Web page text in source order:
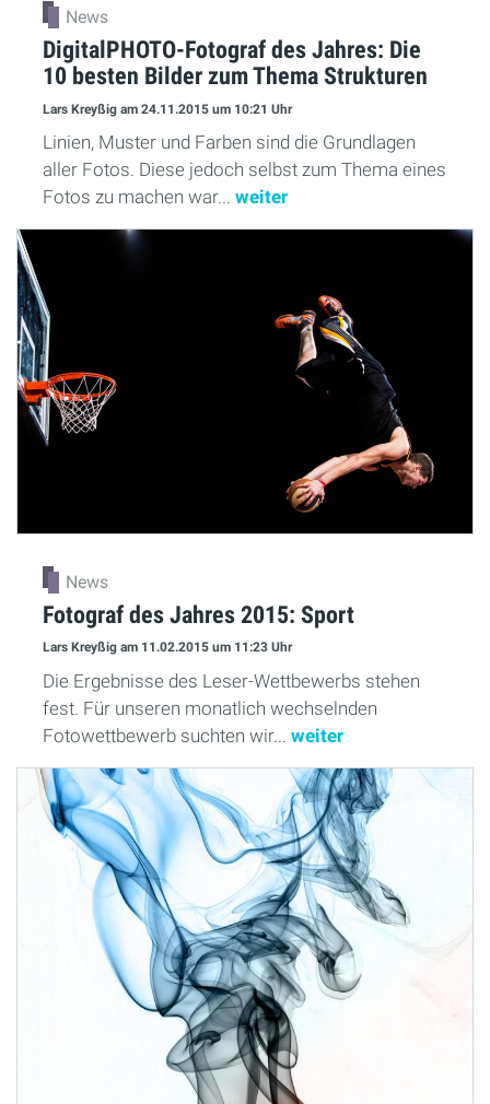
News
DigitalPHOTO-Fotograf des Jahres: Die
10 besten Bilder zum Thema Strukturen
Lars Kreyßig am 24.11.2015 um 10:21 Uhr
Linien, Muster und Farben sind die Grundlagen
aller Fotos. Diese jedoch selbst zum Thema eines
Fotos zu machen war... weiter
News
Fotograf des Jahres 2015: Sport
Lars Kreyßig am 11.02.2015 um 11:23 Uhr
Die Ergebnisse des Leser-Wettbewerbs stehen
fest. Für unseren monatlich wechselnden
Fotowettbewerb suchten wir... weiter